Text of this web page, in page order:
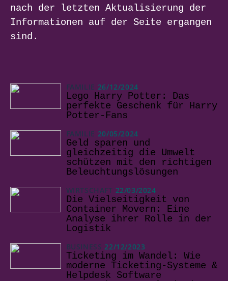
nach der letzten Aktualisierung der
Informationen auf der Seite ergangen
sind.
FAMILIE 26/12/2024
Lego Harry Potter: Das
perfekte Geschenk für Harry
Potter-Fans
FAMILIE 20/05/2024
Geld sparen und
gleichzeitig die Umwelt
schützen mit den richtigen
Beleuchtungslösungen
WIRTSCHAFT 22/03/2024
Die Vielseitigkeit von
Container Movern: Eine
Analyse ihrer Rolle in der
Logistik
BUSINESS 22/12/2023
Ticketing im Wandel: Wie
moderne Ticketing-Systeme &
Helpdesk Software